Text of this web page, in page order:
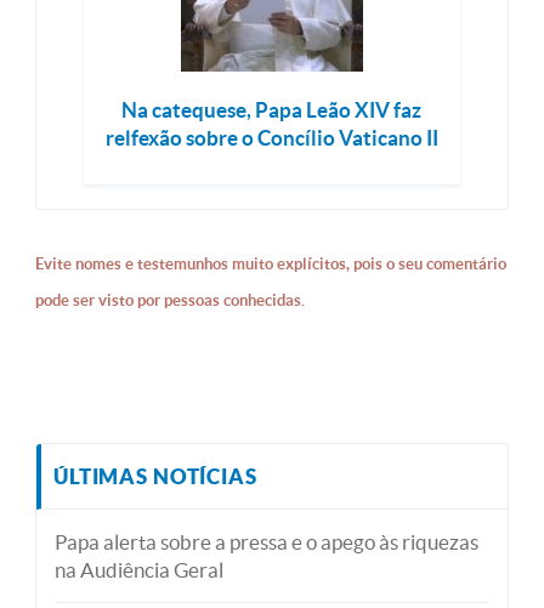
Na catequese, Papa Leão XIV faz
relfexão sobre o Concílio Vaticano II
Evite nomes e testemunhos muito explícitos, pois o seu comentário
pode ser visto por pessoas conhecidas.
ÚLTIMAS NOTÍCIAS
Papa alerta sobre a pressa e o apego às riquezas
na Audiência Geral